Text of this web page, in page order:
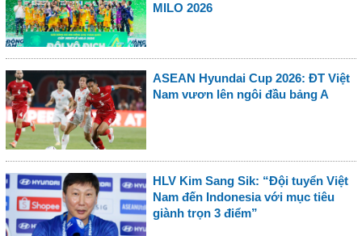
MILO 2026
ASEAN Hyundai Cup 2026: ĐT Việt
Nam vươn lên ngôi đầu bảng A
HLV Kim Sang Sik: “Đội tuyển Việt
Nam đến Indonesia với mục tiêu
giành trọn 3 điểm”